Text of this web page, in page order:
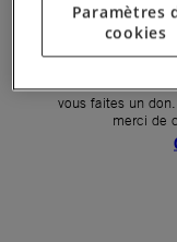
La création de
vous faites un
merci de
Paramètres
cookies